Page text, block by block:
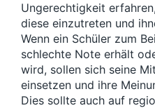
Ungerechtigkeit
diese einzutreten und
Wenn ein Schüler zum
schlechte Note erhält
wird, sollen sich seine
einsetzen und ihre
Dies sollte auch auf